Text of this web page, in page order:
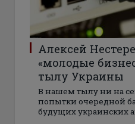
Алексей
«молодые
тылу Украины
В нашем тылу ни на
попытки очередной
будущих украинских